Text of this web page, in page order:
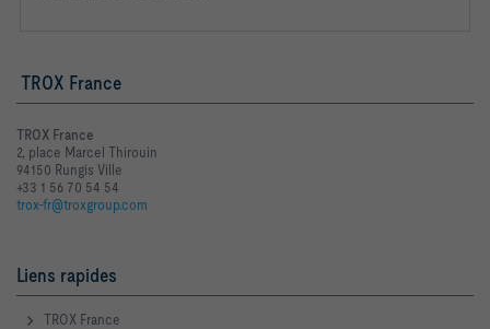
TROX France
TROX France
2, place Marcel Thirouin
94150 Rungis Ville
+33 1 56 70 54 54
trox-fr@troxgroup.com
Liens rapides
TROX France